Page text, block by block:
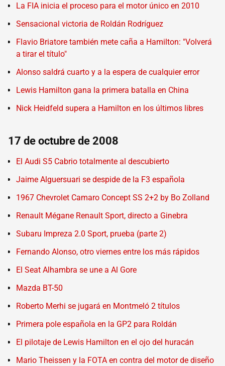
La FIA inicia el proceso para el motor único en 2010
Sensacional victoria de Roldán Rodríguez
Flavio Briatore también mete caña a Hamilton: "Volverá
a tirar el título"
Alonso saldrá cuarto y a la espera de cualquier error
Lewis Hamilton gana la primera batalla en China
Nick Heidfeld supera a Hamilton en los últimos libres
17 de octubre de 2008
El Audi S5 Cabrio totalmente al descubierto
Jaime Alguersuari se despide de la F3 española
1967 Chevrolet Camaro Concept SS 2+2 by Bo Zolland
Renault Mégane Renault Sport, directo a Ginebra
Subaru Impreza 2.0 Sport, prueba (parte 2)
Fernando Alonso, otro viernes entre los más rápidos
El Seat Alhambra se une a Al Gore
Mazda BT-50
Roberto Merhi se jugará en Montmeló 2 títulos
Primera pole española en la GP2 para Roldán
El pilotaje de Lewis Hamilton en el ojo del huracán
Mario Theissen y la FOTA en contra del motor de diseño